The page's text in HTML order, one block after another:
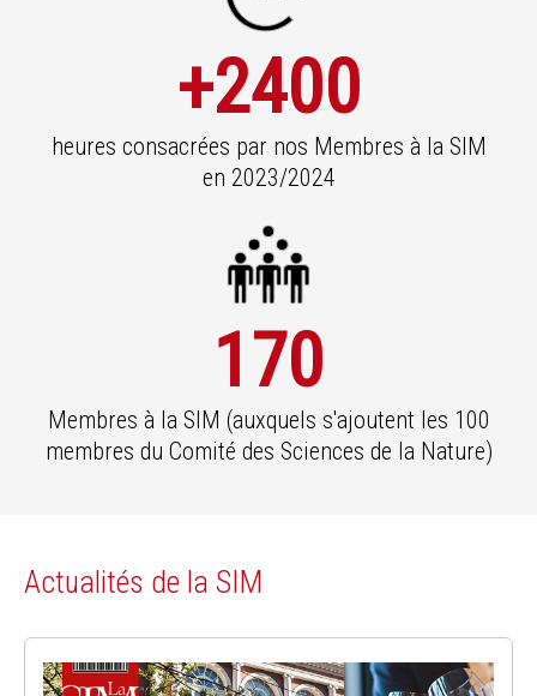
+2400
heures consacrées par nos Membres à la SIM
en 2023/2024
170
Membres à la SIM (auxquels s'ajoutent les 100
membres du Comité des Sciences de la Nature)
Actualités de la SIM